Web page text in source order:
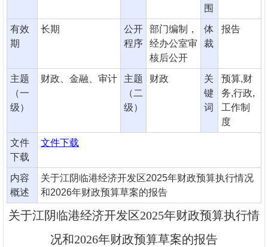
围
有效
期
长期
公开
程序
部门编制，
经办公室审
核后公开
体
裁
报告
主题
（一
级）
财政、金融、审计
主题
（二
级）
财政
关
键
词
预算,财
务,行政,
工作制
度
文件
下载
文件下载
内容
概述
关于江阴临港经济开发区2025年财政预算执行情况
和2026年财政预算草案的报告
关于江阴临港经济开发区2025年财政预算执行情
况和2026年财政预算草案的报告